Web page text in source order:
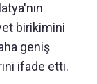
birikimini
geniş
ifade etti.